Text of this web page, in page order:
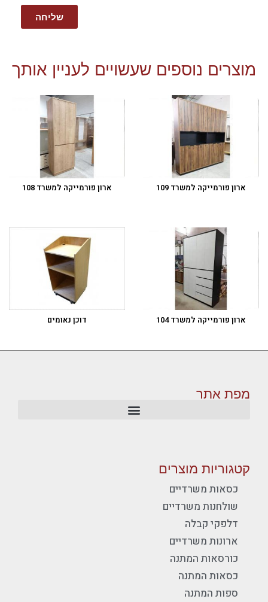
שליחה
מוצרים נוספים שעשויים לעניין אותך
ארון פורמייקה למשרד 109 ארון פורמייקה למשרד 108
ארון פורמייקה למשרד 104 דוכן נאומים
מפת אתר
קטגוריות מוצרים
כסאות משרדיים
שולחנות משרדיים
דלפקי קבלה
ארונות משרדיים
כורסאות המתנה
כסאות המתנה
ספות המתנה